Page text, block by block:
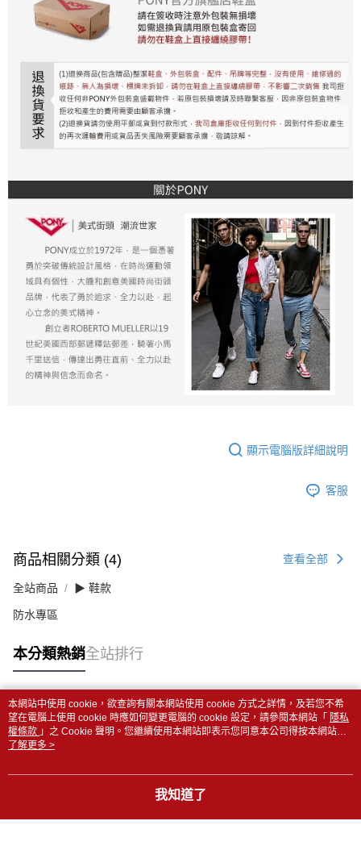
顯示電腦版詳細說明
客服
商品相關分類 (4) 查看全部
全站商品 ▶ 鞋款
防水專區
本分類熱銷全站排行
熱門標籤
本網站中使用 cookie，欲查詢有關本網站使用 cookie 方式之詳情，及若您不希
望在電腦上使用 cookie 時應如何變更電腦的 cookie 設定，請參閱本網站「 隱私
權條款 」之 Cookie 聲明。您繼續使用本網站即表示您同意本公司得按本網站使
用條款之 Cookie 聲明使用 cookie。
了解更多 >
我知道了